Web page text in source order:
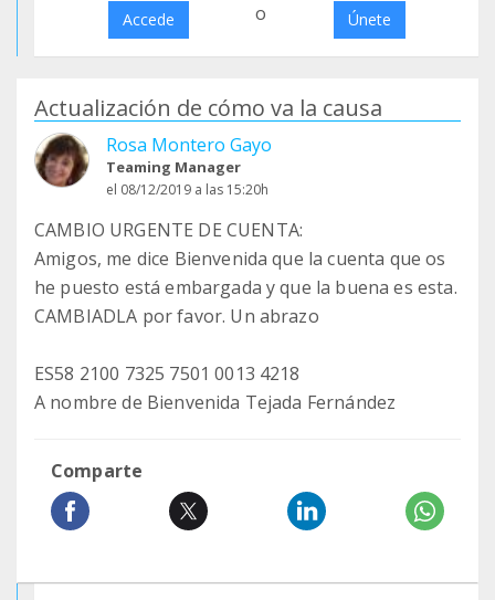
Accede o Únete
Actualización de cómo va la causa
Rosa Montero Gayo
Teaming Manager
el 08/12/2019 a las 15:20h
CAMBIO URGENTE DE CUENTA:
Amigos, me dice Bienvenida que la cuenta que os
he puesto está embargada y que la buena es esta.
CAMBIADLA por favor. Un abrazo
ES58 2100 7325 7501 0013 4218
A nombre de Bienvenida Tejada Fernández
Comparte